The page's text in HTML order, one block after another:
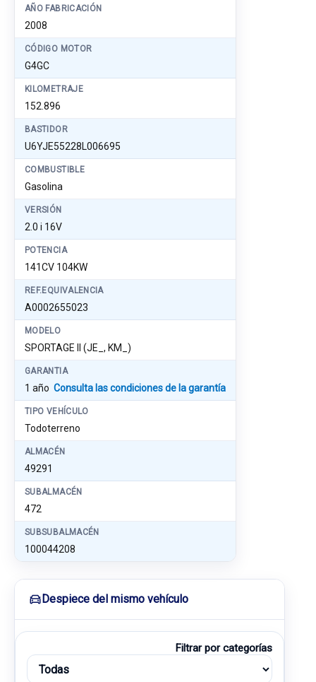
AÑO FABRICACIÓN
2008
CÓDIGO MOTOR
G4GC
KILOMETRAJE
152.896
BASTIDOR
U6YJE55228L006695
COMBUSTIBLE
Gasolina
VERSIÓN
2.0 i 16V
POTENCIA
141CV 104KW
REF.EQUIVALENCIA
A0002655023
MODELO
SPORTAGE II (JE_, KM_)
GARANTIA
1 año Consulta las condiciones de la garantía
TIPO VEHÍCULO
Todoterreno
ALMACÉN
49291
SUBALMACÉN
472
SUBSUBALMACÉN
100044208
Despiece del mismo vehículo
Filtrar por categorías